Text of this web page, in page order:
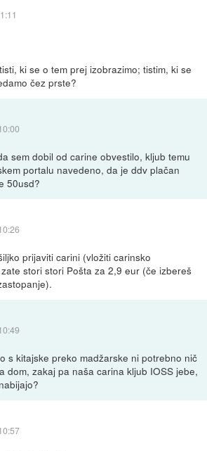
ki se o tem prej izobrazimo; tistim, ki se
čez prste?
sem dobil od carine obvestilo, kljub temu
portalu navedeno, da je ddv plačan
50usd?
prijaviti carini (vložiti carinsko
stori stori Pošta za 2,9 eur (če izbereš
s kitajske preko madžarske ni potrebno nič
dom, zakaj pa naša carina kljub IOSS jebe,